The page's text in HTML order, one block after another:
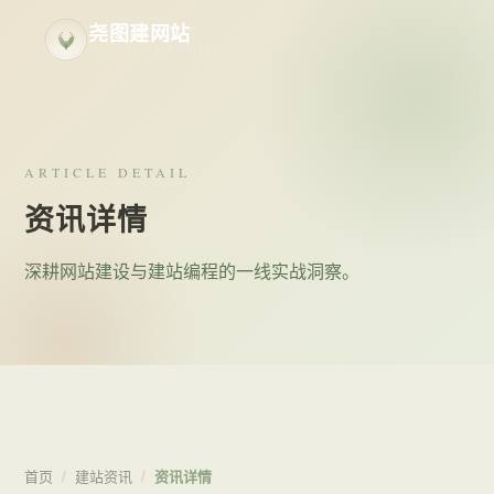
尧图建网站
ARTICLE DETAIL
资讯详情
深耕网站建设与建站编程的一线实战洞察。
首页 / 建站资讯 / 资讯详情